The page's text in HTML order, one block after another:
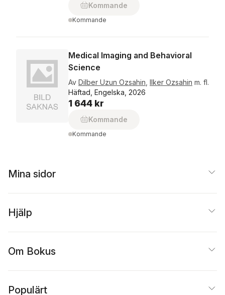
Kommande
Kommande
Medical Imaging and Behavioral
Science
Av Dilber Uzun Ozsahin Ilker Ozsahin m. fl.
Häftad, Engelska, 2026
1 644 kr
Kommande
Kommande
Mina sidor
Hjälp
Om Bokus
Populärt